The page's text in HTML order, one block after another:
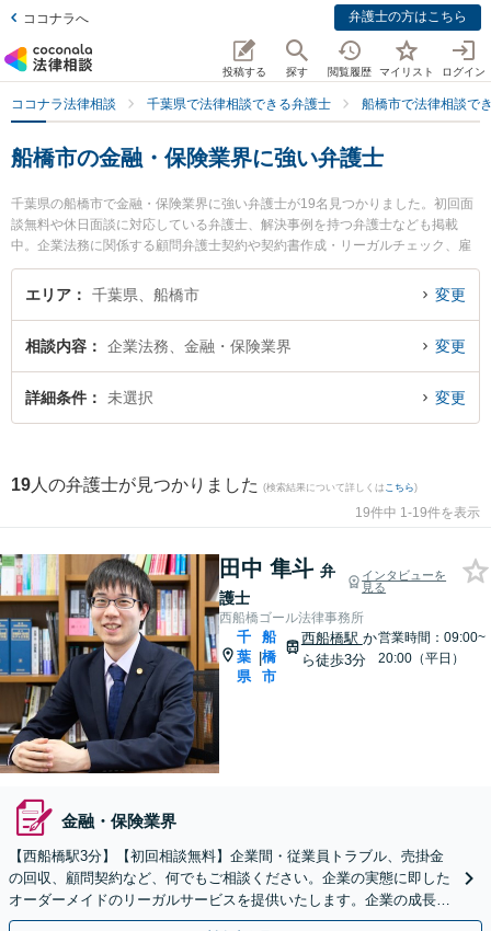
ココナラへ 弁護士の方はこちら
投稿する 探す 閲覧履歴 マイリスト ログイン
ココナラ法律相談 千葉県で法律相談できる弁護士 船橋市で法律相談で
船橋市の金融・保険業界に強い弁護士
千葉県の船橋市で金融・保険業界に強い弁護士が19名見つかりました。初回面
談無料や休日面談に対応している弁護士、解決事例を持つ弁護士なども掲載
中。企業法務に関係する顧問弁護士契約や契約書作成・リーガルチェック、雇
用契約書・就業規則作成等の細かな分野での絞り込み検索もでき便利です。特
に西船橋ゴール法律事務所の田中 隼斗弁護士や津田沼総合法律事務所の伏見 宗
間に発生した金融・保険業界のトラブルを今すぐに弁護士に相談したい』『金
融・保険業界のトラブル解決の実績豊富な近くの弁護士を検索したい』『初回
相談無料で金融・保険業界を法律相談できる船橋市内の弁護士に相談予約した
エリア 千葉県、船橋市 変更
相談内容 企業法務、金融・保険業界 変更
詳細条件 未選択 変更
19 人の弁護士が見つかりました (検索結果について詳しくは こちら)
19件中 1-19件を表示
田中 隼斗 弁
護士
インタビューを
見る
西船橋ゴール法律事務所
千
葉
県
|
船
橋
市
西船橋駅 か
ら徒歩3分
営業時間：09:00~
20:00（平日）
金融・保険業界
【西船橋駅3分】【初回相談無料】企業間・従業員トラブル、売掛金
の回収、顧問契約など、何でもご相談ください。企業の実態に即した
オーダーメイドのリーガルサービスを提供いたします。企業の成長を
後押しできるように、精一杯サポートいたします。